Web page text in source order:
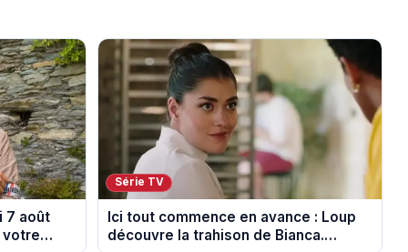
7 août
votre
Série TV
Ici tout commence en avance : Loup
découvre la trahison de Bianca.